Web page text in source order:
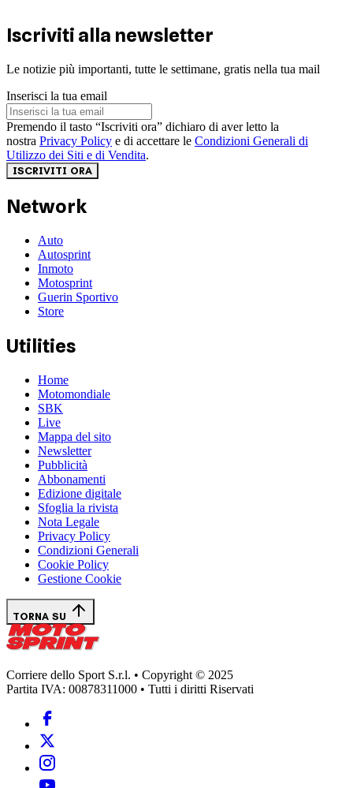
Iscriviti alla newsletter
Le notizie più importanti, tutte le settimane, gratis nella tua mail
Inserisci la tua email
Premendo il tasto “Iscriviti ora” dichiaro di aver letto la
nostra Privacy Policy e di accettare le Condizioni Generali di
Utilizzo dei Siti e di Vendita.
ISCRIVITI ORA
Network
Auto
Autosprint
Inmoto
Motosprint
Guerin Sportivo
Store
Utilities
Home
Motomondiale
SBK
Live
Mappa del sito
Newsletter
Pubblicità
Abbonamenti
Edizione digitale
Sfoglia la rivista
Nota Legale
Privacy Policy
Condizioni Generali
Cookie Policy
Gestione Cookie
TORNA SU
Corriere dello Sport S.r.l. • Copyright © 2025
Partita IVA: 00878311000 • Tutti i diritti Riservati